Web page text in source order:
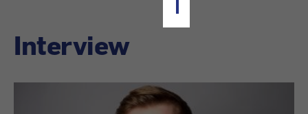
Interview